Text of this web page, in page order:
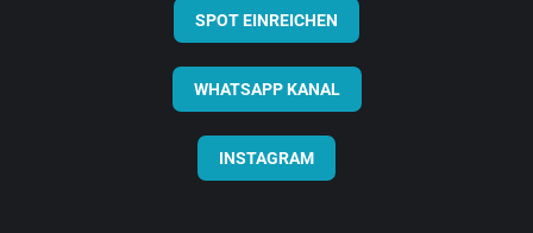
SPOT EINREICHEN
WHATSAPP KANAL
INSTAGRAM